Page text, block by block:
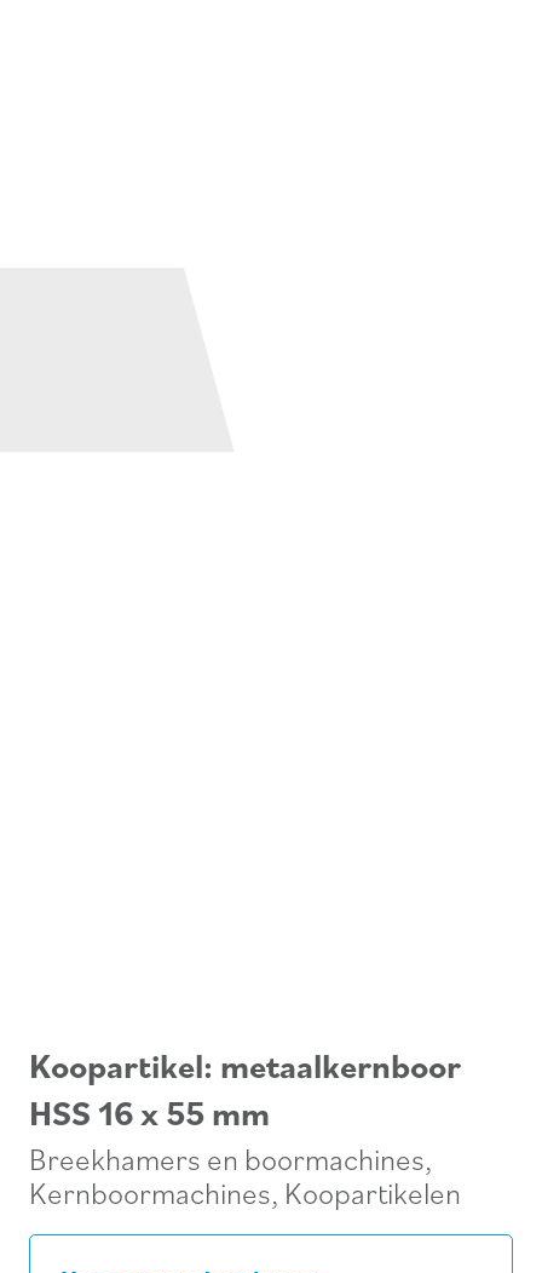
Koopartikel: metaalkernboor
HSS 16 x 55 mm
Breekhamers en boormachines,
Kernboormachines, Koopartikelen